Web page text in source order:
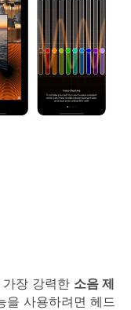
장 강력한 소음 제
을 사용하려면 헤드